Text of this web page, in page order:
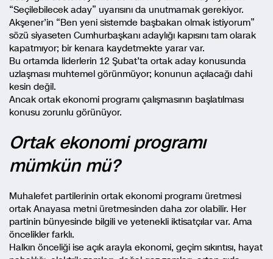
“Seçilebilecek aday” uyarısını da unutmamak gerekiyor.
Akşener’in “Ben yeni sistemde başbakan olmak istiyorum”
sözü siyaseten Cumhurbaşkanı adaylığı kapısını tam olarak
kapatmıyor; bir kenara kaydetmekte yarar var.
Bu ortamda liderlerin 12 Şubat’ta ortak aday konusunda
uzlaşması muhtemel görünmüyor; konunun açılacağı dahi
kesin değil.
Ancak ortak ekonomi programı çalışmasının başlatılması
konusu zorunlu görünüyor.
Ortak ekonomi programı
mümkün mü?
Muhalefet partilerinin ortak ekonomi programı üretmesi
ortak Anayasa metni üretmesinden daha zor olabilir. Her
partinin bünyesinde bilgili ve yetenekli iktisatçılar var. Ama
öncelikler farklı.
Halkın önceliği ise açık arayla ekonomi, geçim sıkıntısı, hayat